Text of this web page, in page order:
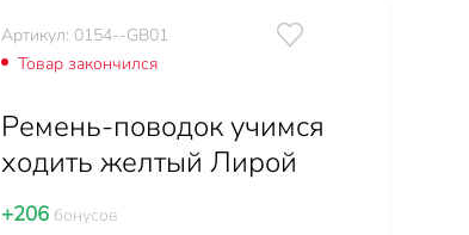
Артикул: 0154--GB01
Товар закончился
Ремень-поводок учимся
ходить желтый Лирой
+206бонусов